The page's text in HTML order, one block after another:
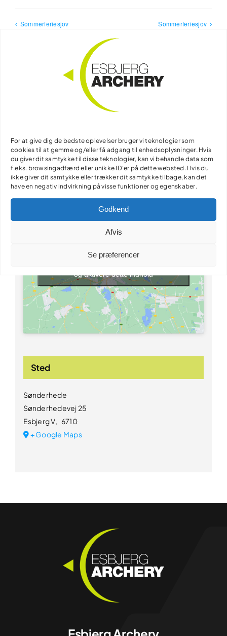
For at give dig de bedste oplevelser bruger vi teknologier som
cookies til at gemme og/eller få adgang til enhedsoplysninger. Hvis
du giver dit samtykke til disse teknologier, kan vi behandle data som
f.eks. browsingadfærd eller unikke ID'er på dette websted. Hvis du
ikke giver dit samtykke eller trækker dit samtykke tilbage, kan det
have en negativ indvirkning på visse funktioner og egenskaber.
Godkend
Afvis
Se præferencer
Sommerferiesjov Sommerferiesjov
juli 17, 2025
Tidspunkt:
10:00 - 13:00
Begivenhed Kategori:
Sted
Sønderhede
Sønderhedevej 25
Esbjerg V, 6710
+ Google Maps
og aktivere dette indhold